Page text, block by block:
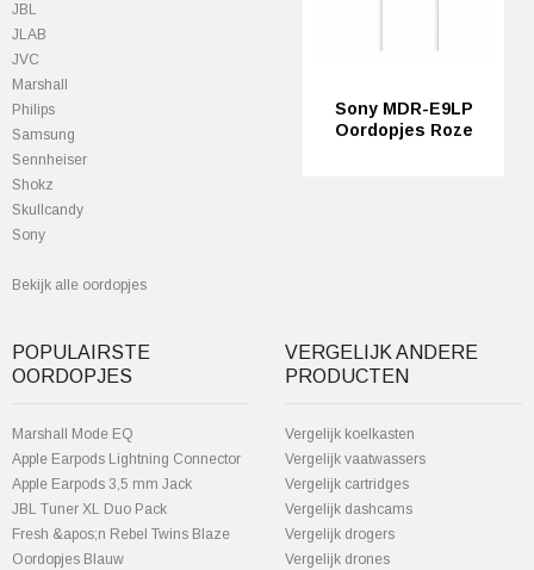
JBL
JLAB
JVC
Marshall
Philips
Samsung
Sennheiser
Shokz
Skullcandy
Sony
Bekijk alle oordopjes
Sony MDR-E9LP
Oordopjes Roze
POPULAIRSTE
OORDOPJES
Marshall Mode EQ
Apple Earpods Lightning Connector
Apple Earpods 3,5 mm Jack
JBL Tuner XL Duo Pack
Fresh &apos;n Rebel Twins Blaze
Oordopjes Blauw
VERGELIJK ANDERE
PRODUCTEN
Vergelijk koelkasten
Vergelijk vaatwassers
Vergelijk cartridges
Vergelijk dashcams
Vergelijk drogers
Vergelijk drones